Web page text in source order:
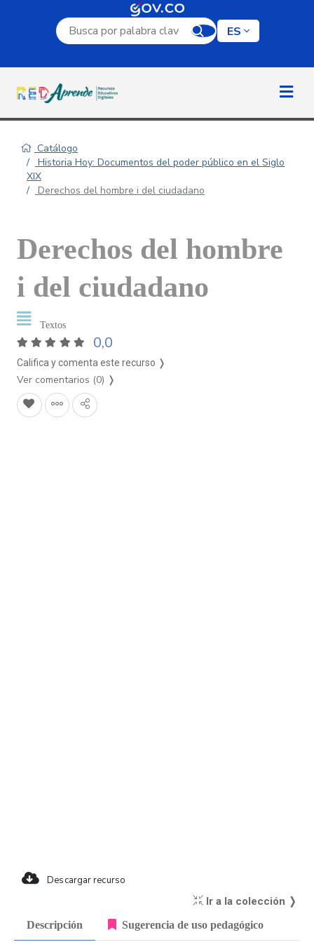
Campo de búsqueda por palabra clave
ES
Catálogo
Historia Hoy: Documentos del poder público en el Siglo
XIX
Derechos del hombre i del ciudadano
Derechos del hombre
i del ciudadano
Textos
0,0
Califica y comenta este recurso ❭
Ver comentarios (0) ❭
Descargar recurso
Ir a la colección ❭
Descripción Sugerencia de uso pedagógico